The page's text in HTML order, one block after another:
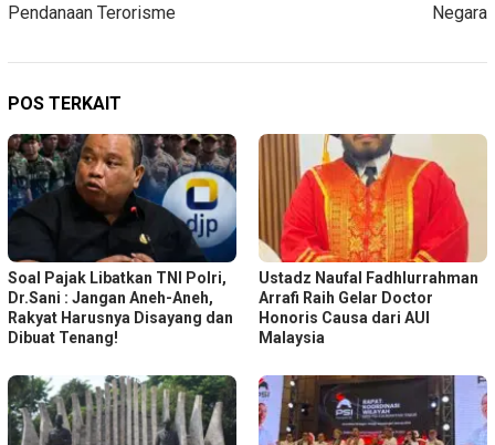
Pendanaan Terorisme
Negara
POS TERKAIT
Soal Pajak Libatkan TNI Polri,
Dr.Sani : Jangan Aneh-Aneh,
Rakyat Harusnya Disayang dan
Dibuat Tenang!
Ustadz Naufal Fadhlurrahman
Arrafi Raih Gelar Doctor
Honoris Causa dari AUI
Malaysia